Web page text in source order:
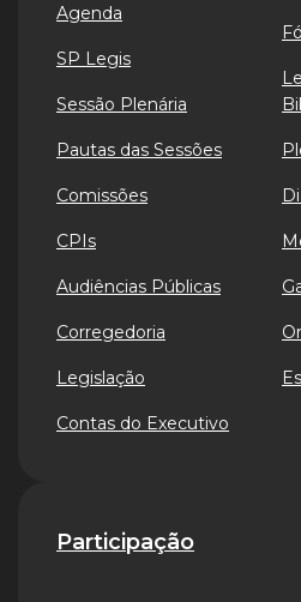
Agenda
SP Legis
Sessão Plenária
Pautas das Sessões
Comissões
CPIs
Audiências Públicas
Corregedoria
Legislação
Contas do Executivo
Participação